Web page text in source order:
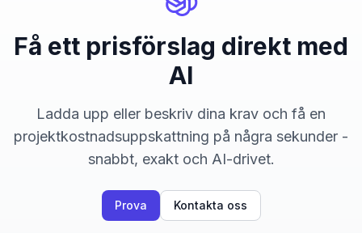
Få ett prisförslag direkt med
AI
Ladda upp eller beskriv dina krav och få en
projektkostnadsuppskattning på några sekunder -
snabbt, exakt och AI-drivet.
Prova Kontakta oss